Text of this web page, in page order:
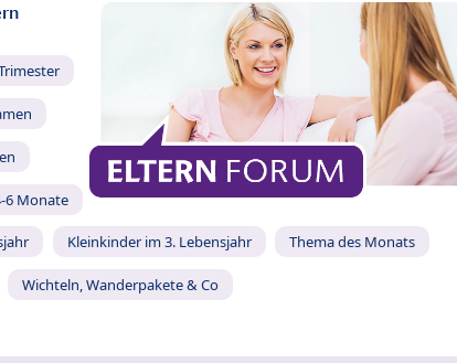
6 Monate
Kleinkinder im 3. Lebensjahr Thema des Monats
Wichteln, Wanderpakete & Co